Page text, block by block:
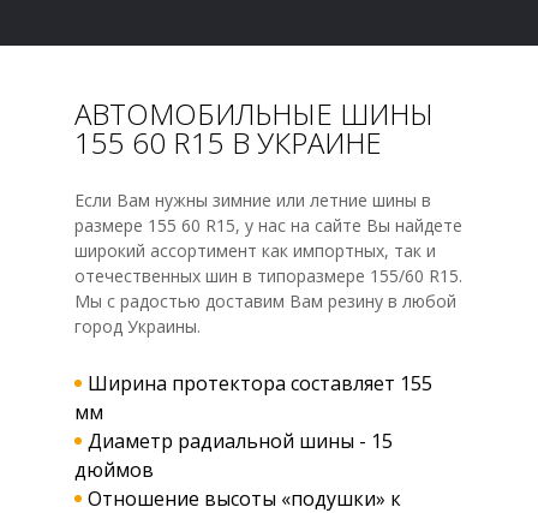
АВТОМОБИЛЬНЫЕ ШИНЫ
155 60 R15 В УКРАИНЕ
Если Вам нужны зимние или летние шины в
размере 155 60 R15, у нас на сайте Вы найдете
широкий ассортимент как импортных, так и
отечественных шин в типоразмере 155/60 R15.
Мы с радостью доставим Вам резину в любой
город Украины.
Ширина протектора составляет 155
мм
Диаметр радиальной шины - 15
дюймов
Отношение высоты «подушки» к